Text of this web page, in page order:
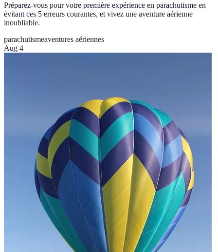
Préparez-vous pour votre première expérience en parachutisme en
évitant ces 5 erreurs courantes, et vivez une aventure aérienne
inoubliable.
parachutismeaventures aériennes
Aug 4